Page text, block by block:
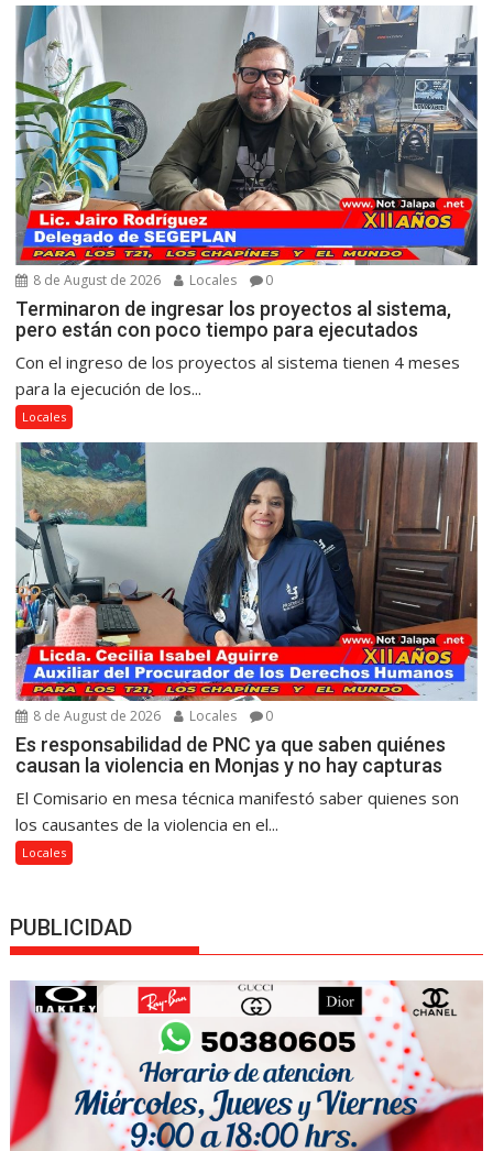
8 de August de 2026 Locales 0
Terminaron de ingresar los proyectos al sistema,
pero están con poco tiempo para ejecutados
Con el ingreso de los proyectos al sistema tienen 4 meses
para la ejecución de los...
Locales
8 de August de 2026 Locales 0
Es responsabilidad de PNC ya que saben quiénes
causan la violencia en Monjas y no hay capturas
El Comisario en mesa técnica manifestó saber quienes son
los causantes de la violencia en el...
Locales
PUBLICIDAD